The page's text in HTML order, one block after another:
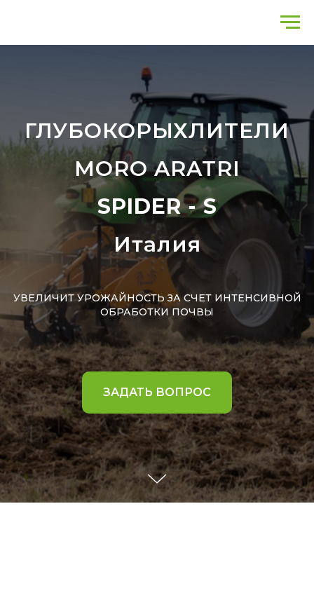
ГЛУБОКОРЫХЛИТЕЛИ
MORO ARATRI
SPIDER - S
Италия
УВЕЛИЧИТ УРОЖАЙНОСТЬ ЗА СЧЕТ ИНТЕНСИВНОЙ
ОБРАБОТКИ ПОЧВЫ
ЗАДАТЬ ВОПРОС